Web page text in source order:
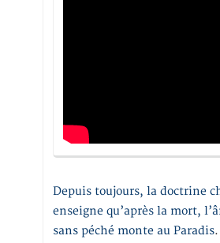
Depuis toujours, la doctrine
enseigne qu’après la mort,
sans péché monte au Paradis